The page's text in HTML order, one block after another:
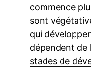
commence
sont
qui
dépendent de
stades de